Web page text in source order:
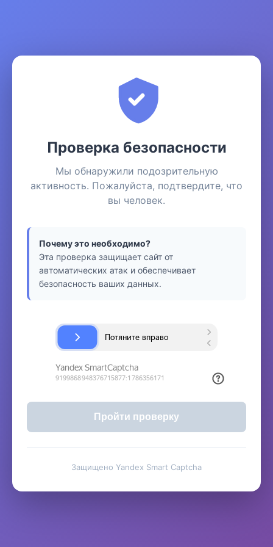
Проверка безопасности
Мы обнаружили подозрительную
активность. Пожалуйста, подтвердите, что
вы человек.
Почему это необходимо?
Эта проверка защищает сайт от
автоматических атак и обеспечивает
безопасность ваших данных.
Пройти проверку
Защищено Yandex Smart Captcha